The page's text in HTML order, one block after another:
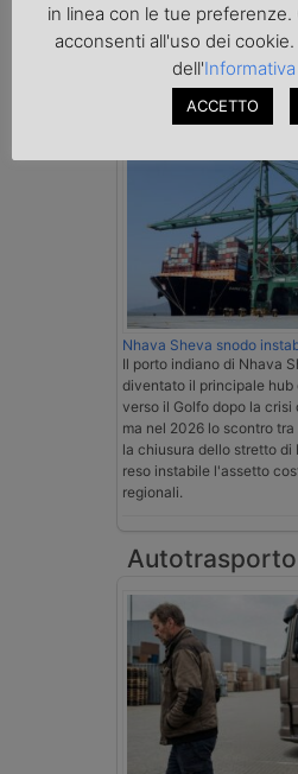
Esenzione Iva nei
su tutta la filiera
Mare
Nhava Sheva snodo
Il porto indiano di Nhava
diventato il principale hub
verso il Golfo dopo la crisi
ma nel 2026 lo scontro tra
la chiusura dello stretto di
reso instabile l'assetto
regionali.
Autotrasporto
in linea con le tue
acconsenti all'uso dei
dell'
ACCETTO